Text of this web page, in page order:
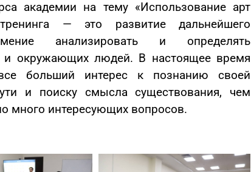
академии на тему «Использование арт
— это развитие дальнейшего
анализировать и определять
и окружающих людей. В настоящее время
больший интерес к познанию своей
и поиску смысла существования, чем
много интересующих вопросов.